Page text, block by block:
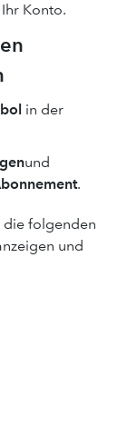
Konto.
in der
und
.
die folgenden
und